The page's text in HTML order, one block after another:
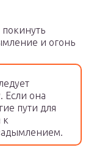
и огонь
Если она
пути для
к